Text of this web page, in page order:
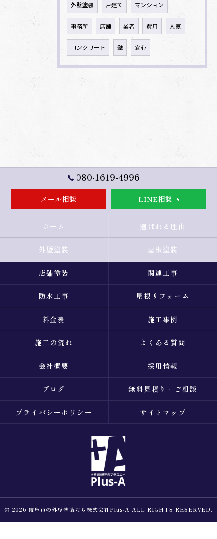
外壁塗装 戸建て マンション
事務所 店舗 業者 費用 人気
コンクリート 壁 安心
080-1619-4996
メール相談 LINE相談
ホーム 選ばれる理由
外壁塗装 屋根塗装
店舗塗装 関連工事
防水工事 屋根リフォーム
料金表 施工事例
施工の流れ よくある質問
会社概要 採用情報
ブログ 無料見積り・ご相談
プライバシーポリシー サイトマップ
© 2026 岐阜市の外壁塗装なら株式会社Plus-A ALL RIGHTS RESERVED.